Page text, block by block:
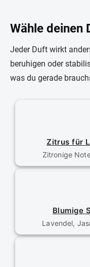
Wähle deinen
Jeder Duft wirkt
beruhigen oder
was du gerade
Zitrus für
Zitronige
Blumige
Lavendel,